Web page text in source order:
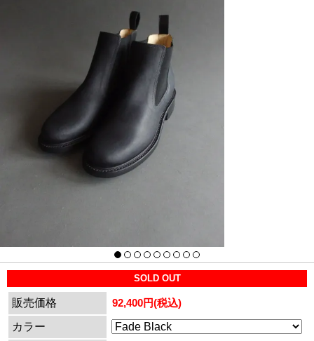
SOLD OUT
販売価格
92,400円(税込)
カラー